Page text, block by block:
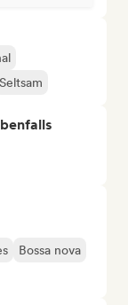
Seltsam
Bossa nova